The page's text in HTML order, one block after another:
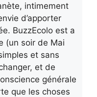
intimement
d’apporter
BuzzEcolo est a
(un soir de Mai
et sans
et de
générale
que les choses